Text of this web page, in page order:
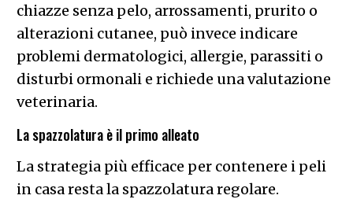
chiazze senza pelo, arrossamenti, prurito o
alterazioni cutanee, può invece indicare
problemi dermatologici, allergie, parassiti o
disturbi ormonali e richiede una valutazione
veterinaria.
La spazzolatura è il primo alleato
La strategia più efficace per contenere i peli
in casa resta la spazzolatura regolare.